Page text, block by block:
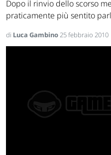
Dopo il rinvio dello scorso
praticamente più sentito
di Luca Gambino25 febbraio 2010